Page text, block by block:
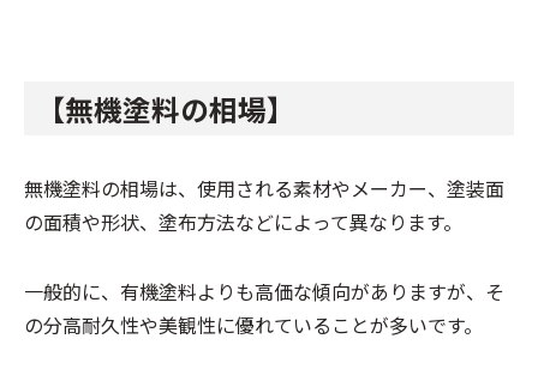
【無機塗料の相場】
無機塗料の相場は、使用される素材やメーカー、塗装面
の面積や形状、塗布方法などによって異なります。
一般的に、有機塗料よりも高価な傾向がありますが、そ
の分高耐久性や美観性に優れていることが多いです。